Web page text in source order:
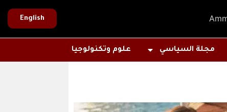
English
مجلة السياسي علوم وتكنولوجيا